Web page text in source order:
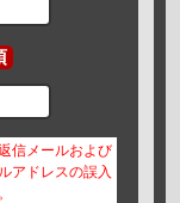
信メールおよび
アドレスの誤入